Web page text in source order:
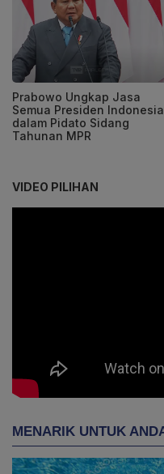
Prabowo Ungkap Jasa
Semua Presiden Indonesia
dalam Pidato Sidang
Tahunan MPR
VIDEO PILIHAN